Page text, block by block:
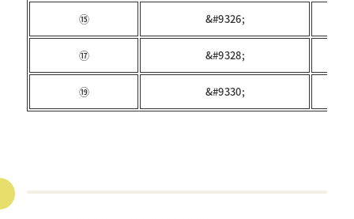
⑮ &#9326;
⑰ &#9328;
⑲ &#9330;